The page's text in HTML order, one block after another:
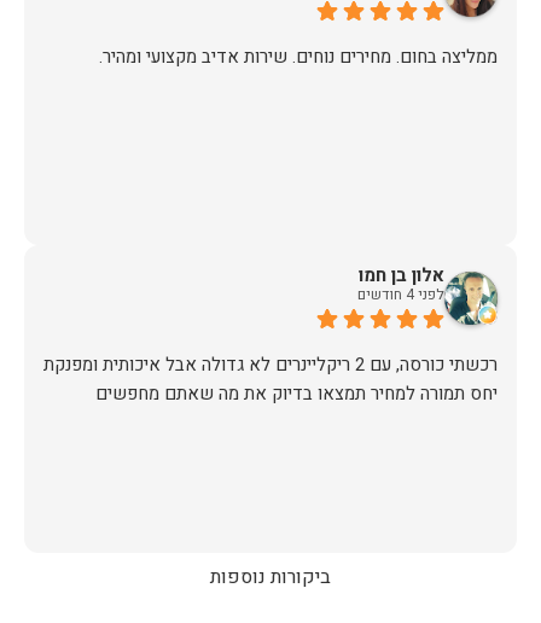
ממליצה בחום. מחירים נוחים. שירות אדיב מקצועי ומהיר.
אלון בן חמו
לפני 4 חודשים
יחס תמורה למחיר תמצאו בדיוק את מה שאתם מחפשים
ביקורות נוספות